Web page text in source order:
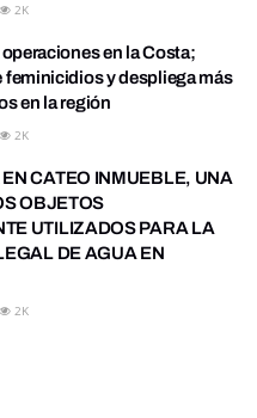
2K
en la Costa;
feminicidios y despliega más
en la región
2K
CATEO INMUEBLE, UNA
OBJETOS
UTILIZADOS PARA LA
DE AGUA EN
2K